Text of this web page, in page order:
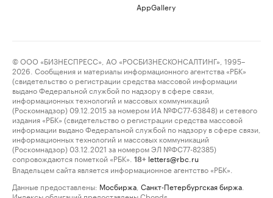
AppGallery
© ООО «БИЗНЕСПРЕСС», АО «РОСБИЗНЕСКОНСАЛТИНГ», 1995–
2026. Сообщения и материалы информационного агентства «РБК»
(свидетельство о регистрации средства массовой информации
выдано Федеральной службой по надзору в сфере связи,
информационных технологий и массовых коммуникаций
(Роскомнадзор) 09.12.2015 за номером ИА №ФС77-63848) и сетевого
издания «РБК» (свидетельство о регистрации средства массовой
информации выдано Федеральной службой по надзору в сфере связи,
информационных технологий и массовых коммуникаций
(Роскомнадзор) 03.12.2021 за номером ЭЛ №ФС77-82385)
сопровождаются пометкой «РБК».
18+ letters@rbc.ru
Владельцем сайта является информационное агентство «РБК».
Данные предоставлены: Мосбиржа Санкт-Петербургская биржа